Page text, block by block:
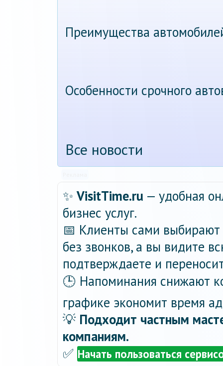
Преимущества
Особенности срочного
Все новости
✨ VisitTime.ru — удобная
бизнес услуг.
📅 Клиенты сами
без звонков, а вы видите
подтверждаете и
🕒 Напоминания снижают
графике экономит время
💡 Подходит частным
компаниям.
✅ Начать пользоваться